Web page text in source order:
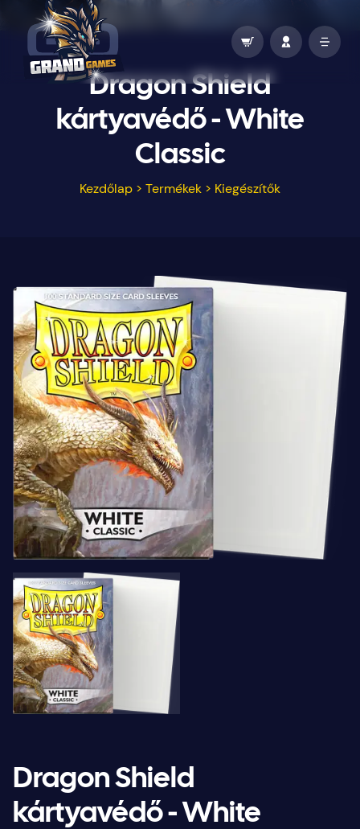
Dragon Shield
kártyavédő - White
Classic
Kezdőlap > Termékek > Kiegészítők
Dragon Shield
kártyavédő - White